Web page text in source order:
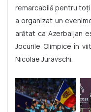
remarcabilă pentru
a organizat un
arătat ca Azerbaijan
Jocurile Olimpice în
Nicolae Juravschi.